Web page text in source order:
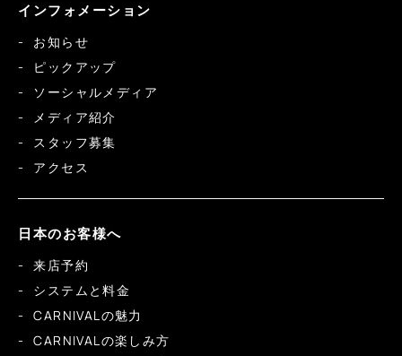
インフォメーション
お知らせ
ピックアップ
ソーシャルメディア
メディア紹介
スタッフ募集
アクセス
日本のお客様へ
来店予約
システムと料金
CARNIVALの魅力
CARNIVALの楽しみ方